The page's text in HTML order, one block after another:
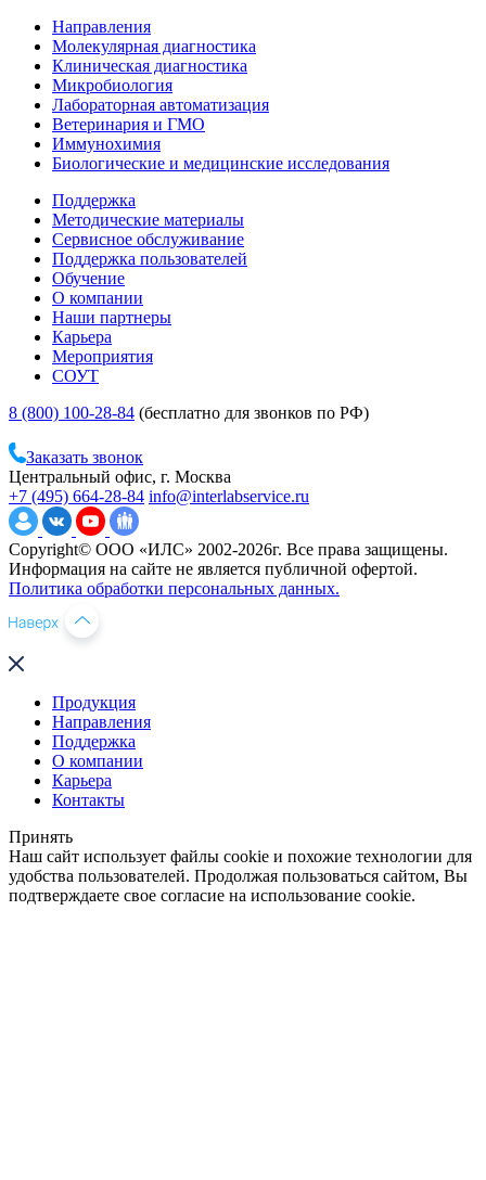
Направления
Молекулярная диагностика
Клиническая диагностика
Микробиология
Лабораторная автоматизация
Ветеринария и ГМО
Иммунохимия
Биологические и медицинские исследования
Поддержка
Методические материалы
Сервисное обслуживание
Поддержка пользователей
Обучение
О компании
Наши партнеры
Карьера
Мероприятия
СОУТ
8 (800) 100-28-84 (бесплатно для звонков по РФ)
Заказать звонок
Центральный офис, г. Москва
+7 (495) 664-28-84 info@interlabservice.ru
Copyright© ООО «ИЛС» 2002-2026г. Все права защищены.
Информация на сайте не является публичной офертой.
Политика обработки персональных данных.
Продукция
Направления
Поддержка
О компании
Карьера
Контакты
Принять
Наш сайт использует файлы cookie и похожие технологии для
удобства пользователей. Продолжая пользоваться сайтом, Вы
подтверждаете свое согласие на использование cookie.